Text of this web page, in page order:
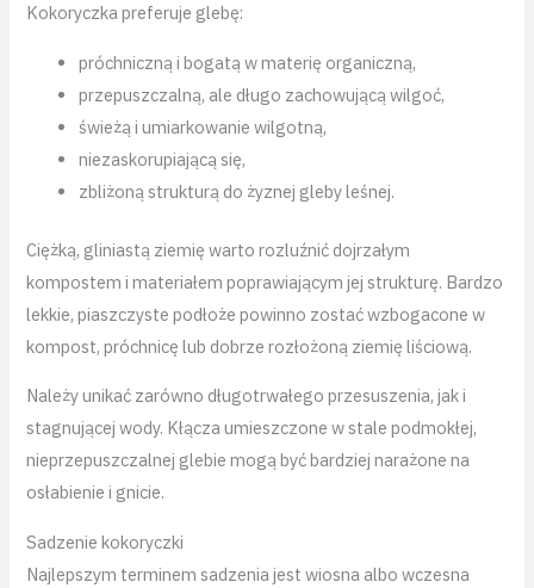
Kokoryczka preferuje glebę:
próchniczną i bogatą w materię organiczną,
przepuszczalną, ale długo zachowującą wilgoć,
świeżą i umiarkowanie wilgotną,
niezaskorupiającą się,
zbliżoną strukturą do żyznej gleby leśnej.
Ciężką, gliniastą ziemię warto rozluźnić dojrzałym
kompostem i materiałem poprawiającym jej strukturę. Bardzo
lekkie, piaszczyste podłoże powinno zostać wzbogacone w
kompost, próchnicę lub dobrze rozłożoną ziemię liściową.
Należy unikać zarówno długotrwałego przesuszenia, jak i
stagnującej wody. Kłącza umieszczone w stale podmokłej,
nieprzepuszczalnej glebie mogą być bardziej narażone na
osłabienie i gnicie.
Sadzenie kokoryczki
Najlepszym terminem sadzenia jest wiosna albo wczesna